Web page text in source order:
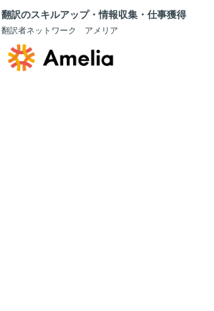
翻訳のスキルアップ・情報収集・仕事獲得
翻訳者ネットワーク アメリア